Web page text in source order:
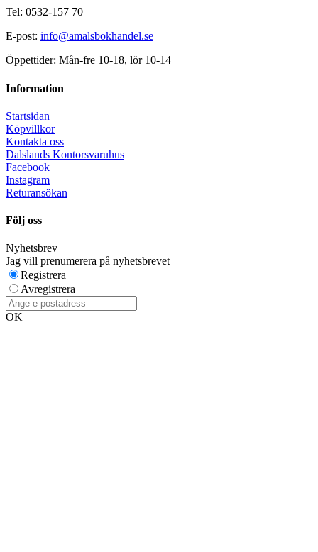
Tel: 0532-157 70
E-post: info@amalsbokhandel.se
Öppettider: Mån-fre 10-18, lör 10-14
Information
Startsidan
Köpvillkor
Kontakta oss
Dalslands Kontorsvaruhus
Facebook
Instagram
Returansökan
Följ oss
Nyhetsbrev
Jag vill prenumerera på nyhetsbrevet
Registrera
Avregistrera
OK